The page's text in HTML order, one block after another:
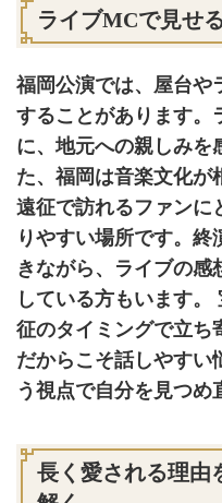
ライブMCで見せ
福岡公演では、屋台や
することがあります。
に、地元への親しみを
た、福岡は音楽文化が
遠征で訪れるファンに
りやすい場所です。
きながら、ライブの感
している方もいます
征のタイミングで立ち
だからこそ話しやすい
う視点で自分を見つめ
長く愛される理由